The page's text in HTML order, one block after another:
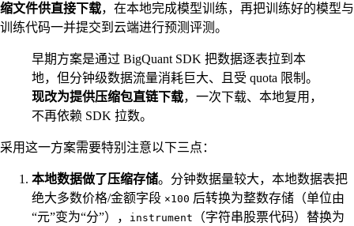
缩文件供直接下载，在本地完成模型训练，再把训练好的模型与
训练代码一并提交到云端进行预测评测。
早期方案是通过 BigQuant SDK 把数据逐表拉到本
地，但分钟级数据流量消耗巨大、且受 quota 限制。
现改为提供压缩包直链下载，一次下载、本地复用，
不再依赖 SDK 拉数。
采用这一方案需要特别注意以下三点：
本地数据做了压缩存储。分钟数据量较大，本地数据表把
绝大多数价格/金额字段 ×100 后转换为整数存储（单位由
“元”变为“分”），
instrument
（字符串股票代码）替换为